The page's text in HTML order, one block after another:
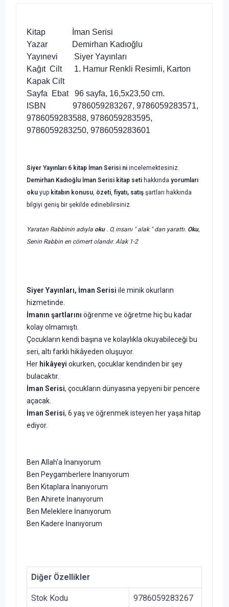
Kitap İman Serisi
Yazar Demirhan Kadıoğlu
Yayınevi Siyer Yayınları
Kağıt Cilt 1. Hamur Renkli Resimli, Karton
Kapak Cilt
Sayfa Ebat 96 sayfa, 16,5x23,50 cm.
ISBN 9786059283267, 9786059283571,
9786059283588, 9786059283595,
9786059283250, 9786059283601
Siyer Yayınları 6 kitap İman Serisi ni incelemektesiniz.
Demirhan Kadıoğlu İman Serisi kitap seti hakkında yorumları
oku yup kitabın konusu, özeti, fiyatı, satış şartları hakkında
bilgiyi geniş bir şekilde edinebilirsiniz.
Yaratan Rabbinin adıyla oku. O, insanı " alak " dan yarattı. Oku,
Senin Rabbin en cömert olandır. Alak 1-2
Siyer Yayınları, İman Serisi ile minik okurların
hizmetinde.
İmanın şartlarını öğrenme ve öğretme hiç bu kadar
kolay olmamıştı.
Çocukların kendi başına ve kolaylıkla okuyabileceği bu
seri, altı farklı hikâyeden oluşuyor.
Her hikâyeyi okurken, çocuklar kendinden bir şey
bulacaktır.
İman Serisi, çocukların dünyasına yepyeni bir pencere
açacak.
İman Serisi, 6 yaş ve öğrenmek isteyen her yaşa hitap
ediyor.
Ben Allah'a İnanıyorum
Ben Peygamberlere İnanıyorum
Ben Kitaplara İnanıyorum
Ben Ahirete İnanıyorum
Ben Meleklere İnanıyorum
Ben Kadere İnanıyorum
Diğer Özellikler
Stok Kodu 9786059283267